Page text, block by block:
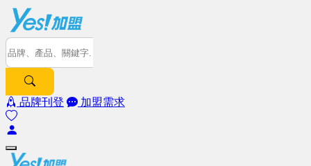
品牌刊登 加盟需求